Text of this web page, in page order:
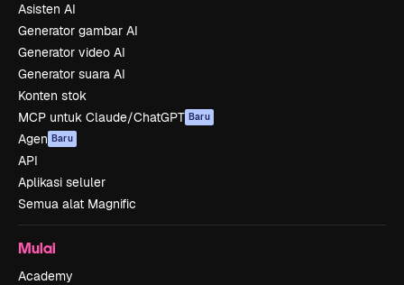
Asisten AI
Generator gambar AI
Generator video AI
Generator suara AI
Konten stok
MCP untuk Claude/ChatGPT Baru
Agen Baru
API
Aplikasi seluler
Semua alat Magnific
Mulai
Academy